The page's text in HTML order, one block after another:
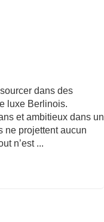
dans des
luxe Berlinois.
et ambitieux dans un
ne projettent aucun
n’est ...